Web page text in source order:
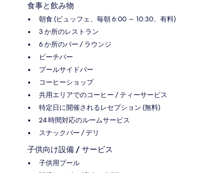
食事と飲み物
朝食 (ビュッフェ、毎朝 6:00 ～ 10:30、有料)
3 か所のレストラン
6 か所のバー / ラウンジ
ビーチバー
プールサイドバー
コーヒーショップ
共用エリアでのコーヒー / ティーサービス
特定日に開催されるレセプション (無料)
24 時間対応のルームサービス
スナックバー / デリ
子供向け設備 / サービス
子供用プール